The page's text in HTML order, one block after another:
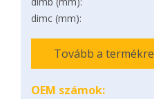
dimc (mm):
Tovább a termékre
OEM számok: